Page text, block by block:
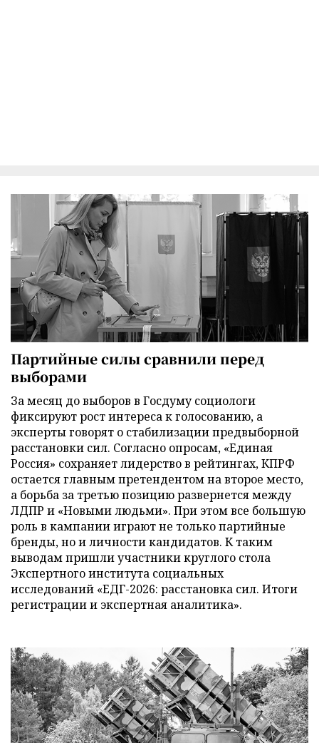
Партийные силы сравнили перед
выборами
За месяц до выборов в Госдуму социологи
фиксируют рост интереса к голосованию, а
эксперты говорят о стабилизации предвыборной
расстановки сил. Согласно опросам, «Единая
Россия» сохраняет лидерство в рейтингах, КПРФ
остается главным претендентом на второе место,
а борьба за третью позицию развернется между
ЛДПР и «Новыми людьми». При этом все большую
роль в кампании играют не только партийные
бренды, но и личности кандидатов. К таким
выводам пришли участники круглого стола
Экспертного института социальных
исследований «ЕДГ-2026: расстановка сил. Итоги
регистрации и экспертная аналитика».